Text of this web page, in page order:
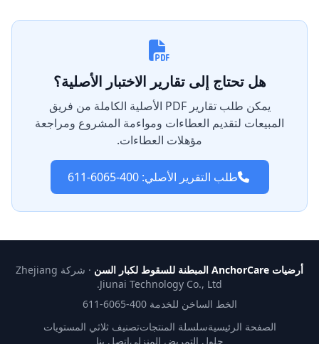
هل تحتاج إلى تقارير الاختبار الأصلية؟
يمكن طلب تقارير PDF الأصلية الكاملة من فريق
المبيعات لتقديم العطاءات ومواءمة المشروع ومراجعة
مؤهلات العطاءات.
طلب التقرير الأصلي: 400-6065-611
أرضيات AnchorCare المبطنة للسقوط لكبار السن
· شركة Zhejiang
Jiunai Technology Co., Ltd.
الخط الساخن للخدمة 400-6065-611
الصفحة الرئيسيةسلسلة المنتجاتتصنيف ثلاثي المستويات
حلول التمريض المنزلياتصل بنا